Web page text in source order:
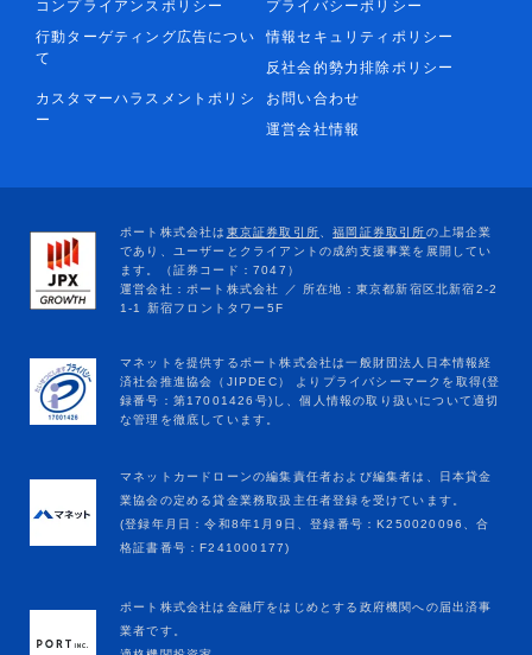
コンプライアンスポリシー
プライバシーポリシー
行動ターゲティング広告につい
て
情報セキュリティポリシー
反社会的勢力排除ポリシー
カスタマーハラスメントポリシ
ー
お問い合わせ
運営会社情報
マネットカードローンの編集責任者および編集者は、日本貸金
業協会の定める貸金業務取扱主任者登録を受けています。
(登録年月日：令和8年1月9日、登録番号：K250020096、合
格証書番号：F241000177)
ポート株式会社は金融庁をはじめとする政府機関への届出済事
業者です。